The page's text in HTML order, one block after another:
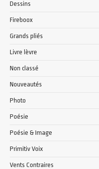
Dessins
Fireboox
Grands pliés
Livre lèvre
Non classé
Nouveautés
Photo
Poésie
Poésie & Image
Primitiv Voix
Vents Contraires